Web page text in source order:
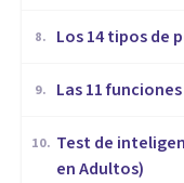
8. Los 14 tipos de
9. Las 11
10. Test de
en Adultos)